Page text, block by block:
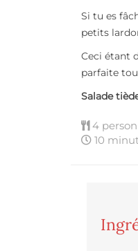
Si tu es
petits
Ceci étant
parfaite
Salade
4
10